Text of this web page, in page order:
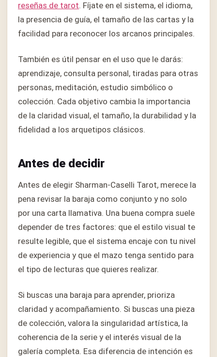
reseñas de tarot. Fíjate en el sistema, el idioma,
la presencia de guía, el tamaño de las cartas y la
facilidad para reconocer los arcanos principales.
También es útil pensar en el uso que le darás:
aprendizaje, consulta personal, tiradas para otras
personas, meditación, estudio simbólico o
colección. Cada objetivo cambia la importancia
de la claridad visual, el tamaño, la durabilidad y la
fidelidad a los arquetipos clásicos.
Antes de decidir
Antes de elegir Sharman-Caselli Tarot, merece la
pena revisar la baraja como conjunto y no solo
por una carta llamativa. Una buena compra suele
depender de tres factores: que el estilo visual te
resulte legible, que el sistema encaje con tu nivel
de experiencia y que el mazo tenga sentido para
el tipo de lecturas que quieres realizar.
Si buscas una baraja para aprender, prioriza
claridad y acompañamiento. Si buscas una pieza
de colección, valora la singularidad artística, la
coherencia de la serie y el interés visual de la
galería completa. Esa diferencia de intención es